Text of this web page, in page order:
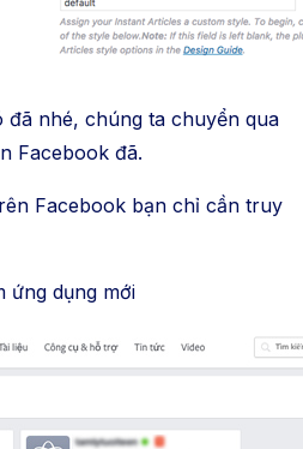
đã nhé, chúng ta chuyển qua
Facebook đã.
Facebook bạn chỉ cần truy
ứng dụng mới